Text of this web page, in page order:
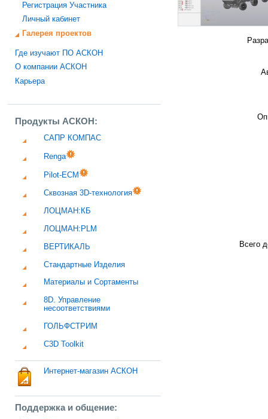
Регистрация Участника
Личный кабинет
Галерея проектов
Где изучают ПО АСКОН
О компании АСКОН
Карьера
Продукты АСКОН:
САПР КОМПАС
Renga
Pilot-ECM
Сквозная 3D-технология
ЛОЦМАН:КБ
ЛОЦМАН:PLM
ВЕРТИКАЛЬ
Стандартные Изделия
Материалы и Сортаменты
8D. Управление
несоответствиями
ГОЛЬФСТРИМ
C3D Toolkit
Интернет-магазин АСКОН
Поддержка и общение:
Всего